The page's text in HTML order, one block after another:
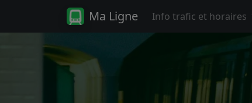
Ma Ligne Info trafic et horaires